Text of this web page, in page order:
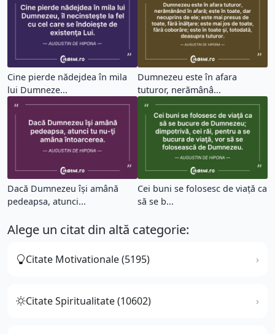
Cine pierde nădejdea în mila
lui Dumneze...
Dumnezeu este în afara
tuturor, nerămânâ...
Dacă Dumnezeu îşi amână
pedeapsa, atunci...
Cei buni se folosesc de viaţă ca
să se b...
Alege un citat din altă categorie:
Citate Motivationale (5195)
Citate Spiritualitate (10602)